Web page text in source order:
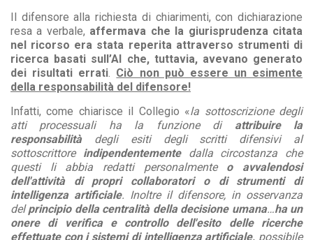
Il difensore alla richiesta di chiarimenti, con dichiarazione
resa a verbale, affermava che la giurisprudenza citata
nel ricorso era stata reperita attraverso strumenti di
ricerca basati sull’AI che, tuttavia, avevano generato
dei risultati errati
Ciò non può essere un esimente
della responsabilità del difensore!
Infatti, come chiarisce il Collegio «la sottoscrizione degli
atti processuali ha la funzione di attribuire la
responsabilità degli esiti degli scritti difensivi al
sottoscrittore indipendentementedalla circostanza che
questi li abbia redatti personalmente o avvalendosi
dell'attività di propri collaboratori o di strumenti di
intelligenza artificiale. Inoltre il difensore, in osservanza
delprincipio della centralità della decisione umana…ha un
onere di verifica e controllo dell'esito delle ricerche
effettuate con i sistemi di intelligenza artificiale, possibile